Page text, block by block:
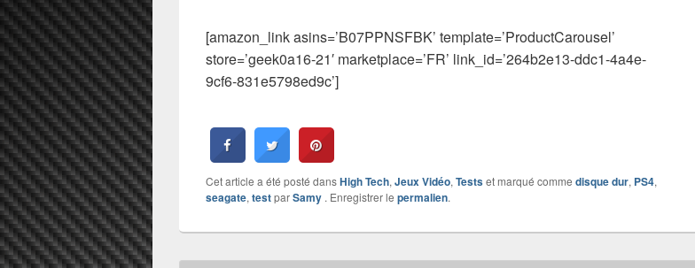
[amazon_link asins=’B07PPNSFBK’ template=’ProductCarousel’
store=’geek0a16-21′ marketplace=’FR’ link_id=’264b2e13-ddc1-4a4e-
9cf6-831e5798ed9c’]
Cet article a été posté dansHigh Tech, Jeux Vidéo, Testset marqué comme disque dur, PS4,
seagate, testparSamy . Enregistrer le permalien.